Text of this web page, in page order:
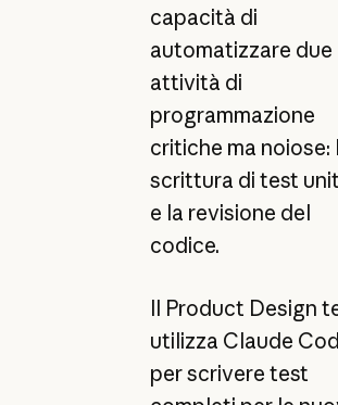
capacità di
automatizzare due
attività di
programmazione
critiche ma noiose:
scrittura di test
e la revisione del
codice.
Il Product Design
utilizza Claude
per scrivere test